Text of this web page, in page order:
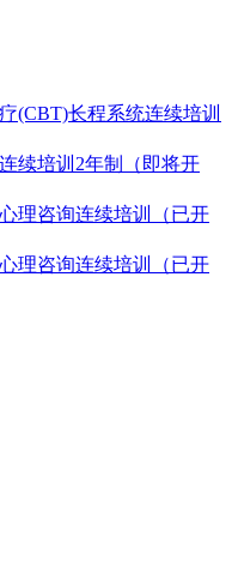
(CBT)长程系统连续培训
续培训2年制（即将开
理咨询连续培训（已开
理咨询连续培训（已开